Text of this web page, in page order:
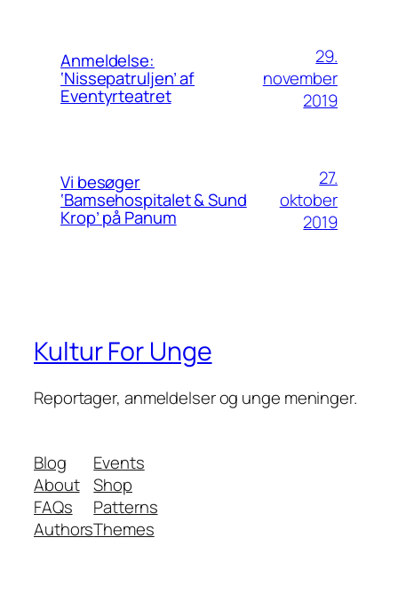
Anmeldelse:
‘Nissepatruljen’ af
Eventyrteatret
29.
november
2019
Vi besøger
‘Bamsehospitalet & Sund
Krop’ på Panum
27.
oktober
2019
Kultur For Unge
Reportager, anmeldelser og unge meninger.
Blog
About
FAQs
Authors
Events
Shop
Patterns
Themes